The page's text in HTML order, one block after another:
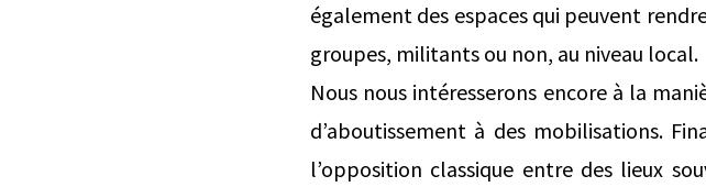
également des espaces qui peuvent
groupes, militants ou non, au niveau local.
Nous nous intéresserons encore à la
d’aboutissement à des mobilisations.
l’opposition classique entre des lieux